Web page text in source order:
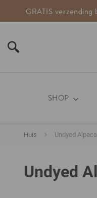
GRATIS
Andina World
SHOP
Huis Undyed
Undyed